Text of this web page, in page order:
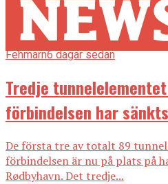
Fehmarn6 dagar sedan
Tredje
förbindelsen har
De första tre av totalt 89
förbindelsen är nu på plats på
Rødbyhavn. Det tredje...